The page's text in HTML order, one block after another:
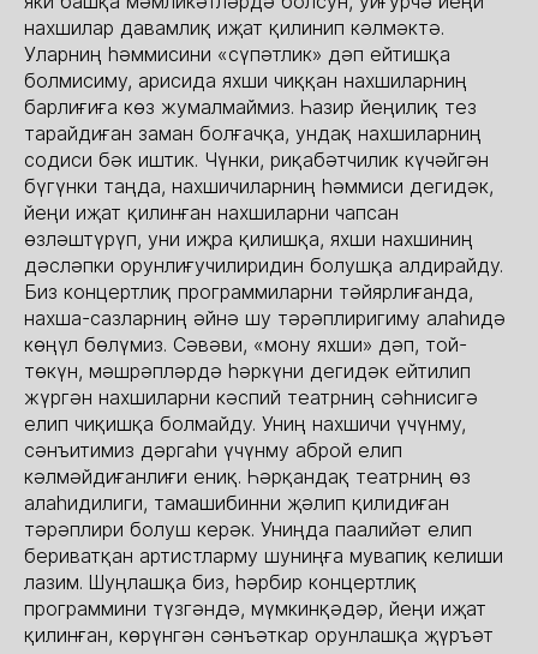
нахшилар давамлиқ иҗат қилинип кәлмәктә.
Уларниң һәммисини «сүпәтлик» дәп ейтишқа
болмисиму, арисида яхши чиққан нахшиларниң
барлиғиға көз жумалмаймиз. Һазир йеңилиқ тез
тарайдиған заман болғачқа, ундақ нахшиларниң
содиси бәк иштик. Чүнки, риқабәтчилик күчәйгән
бүгүнки таңда, нахшичиларниң һәммиси дегидәк,
йеңи иҗат қилинған нахшиларни чапсан
өзләштүрүп, уни иҗра қилишқа, яхши нахшиниң
дәсләпки орунлиғучилиридин болушқа алдирайду.
Биз концертлиқ программиларни тәйярлиғанда,
нахша-сазларниң әйнә шу тәрәплиригиму алаһидә
көңүл бөлүмиз. Сәвәви, «мону яхши» дәп, той-
төкүн, мәшрәпләрдә һәркүни дегидәк ейтилип
жүргән нахшиларни кәспий театрниң сәһнисигә
елип чиқишқа болмайду. Униң нахшичи үчүнму,
сәнъитимиз дәргаһи үчүнму аброй елип
кәлмәйдиғанлиғи ениқ. Һәрқандақ театрниң өз
алаһидилиги, тамашибинни җәлип қилидиған
тәрәплири болуш керәк. Униңда паалийәт елип
бериватқан артистларму шуниңға мувапиқ келиши
лазим. Шуңлашқа биз, һәрбир концертлиқ
программини түзгәндә, мүмкинқәдәр, йеңи иҗат
қилинған, көрүнгән сәнъәткар орунлашқа җүръәт